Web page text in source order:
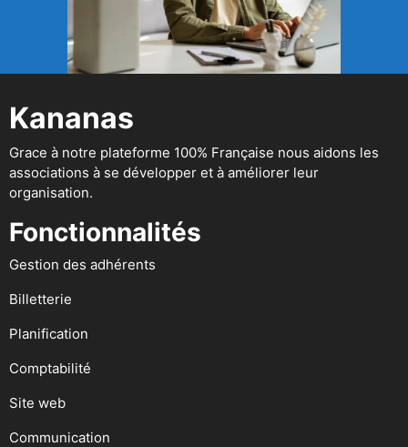
Kananas
Grace à notre plateforme 100% Française nous aidons les
associations à se développer et à améliorer leur
organisation.
Fonctionnalités
Gestion des adhérents
Billetterie
Planification
Comptabilité
Site web
Communication